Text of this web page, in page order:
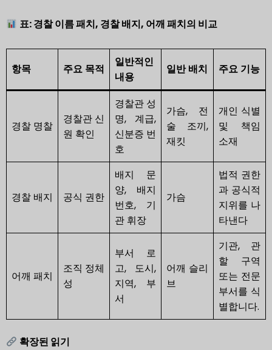
표: 경찰 이름 패치, 경찰 배지, 어깨 패치의 비교
항목 주요 목적
일반적인
내용
일반 배치 주요 기능
경찰 명찰
경찰관 신
원 확인
경찰관 성
명, 계급,
신분증 번
호
가슴, 전
술 조끼,
재킷
개인 식별
및 책임
소재
경찰 배지 공식 권한
배지 문
양, 배지
번호, 기
관 휘장
가슴
법적 권한
과 공식적
지위를 나
타낸다
어깨 패치
조직 정체
성
부서 로
고, 도시,
지역, 부
서
어깨 슬리
브
기관, 관
할 구역
또는 전문
부서를 식
별합니다.
확장된 읽기